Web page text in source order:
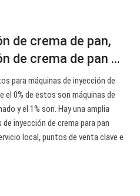
de crema de pan,
de crema de pan ...
para máquinas de inyección de
el 0% de estos son máquinas de
y el 1% son. Hay una amplia
inyección de crema para pan
local, puntos de venta clave e